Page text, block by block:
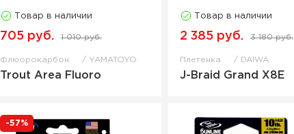
Товар в наличии
705 руб. 1 010 руб.
Флюорокарбон YAMATOYO
Trout Area Fluoro
Товар в наличии
2 385 руб. 3 180 руб.
Плетенка DAIWA
J-Braid Grand X8E
-57%